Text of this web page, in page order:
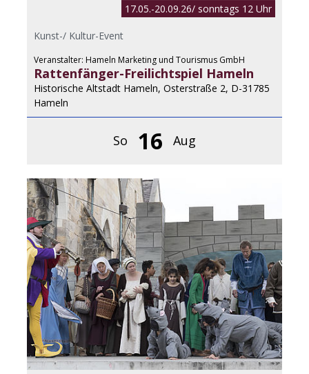
17.05.-20.09.26/ sonntags 12 Uhr
Kunst-/ Kultur-Event
Veranstalter: Hameln Marketing und Tourismus GmbH
Rattenfänger-Freilichtspiel Hameln
Historische Altstadt Hameln, Osterstraße 2, D-31785
Hameln
So 16 Aug